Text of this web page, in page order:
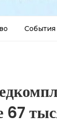
События
67